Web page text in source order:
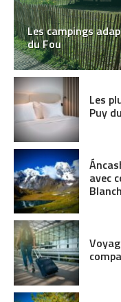
Les campings
du Fou
Les
Puy
avec